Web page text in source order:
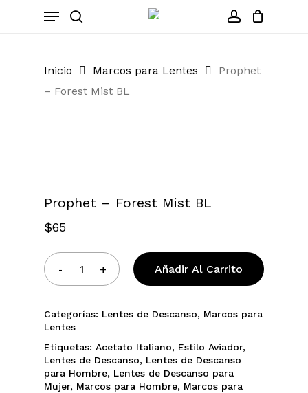
Menu
Inicio Marcos para Lentes
Prophet
– Forest Mist BL
Prophet – Forest Mist BL
$65
Añadir Al Carrito
Categorías: Lentes de Descanso, Marcos para
Lentes
Etiquetas: Acetato Italiano, Estilo Aviador,
Lentes de Descanso, Lentes de Descanso
para Hombre, Lentes de Descanso para
Mujer, Marcos para Hombre, Marcos para